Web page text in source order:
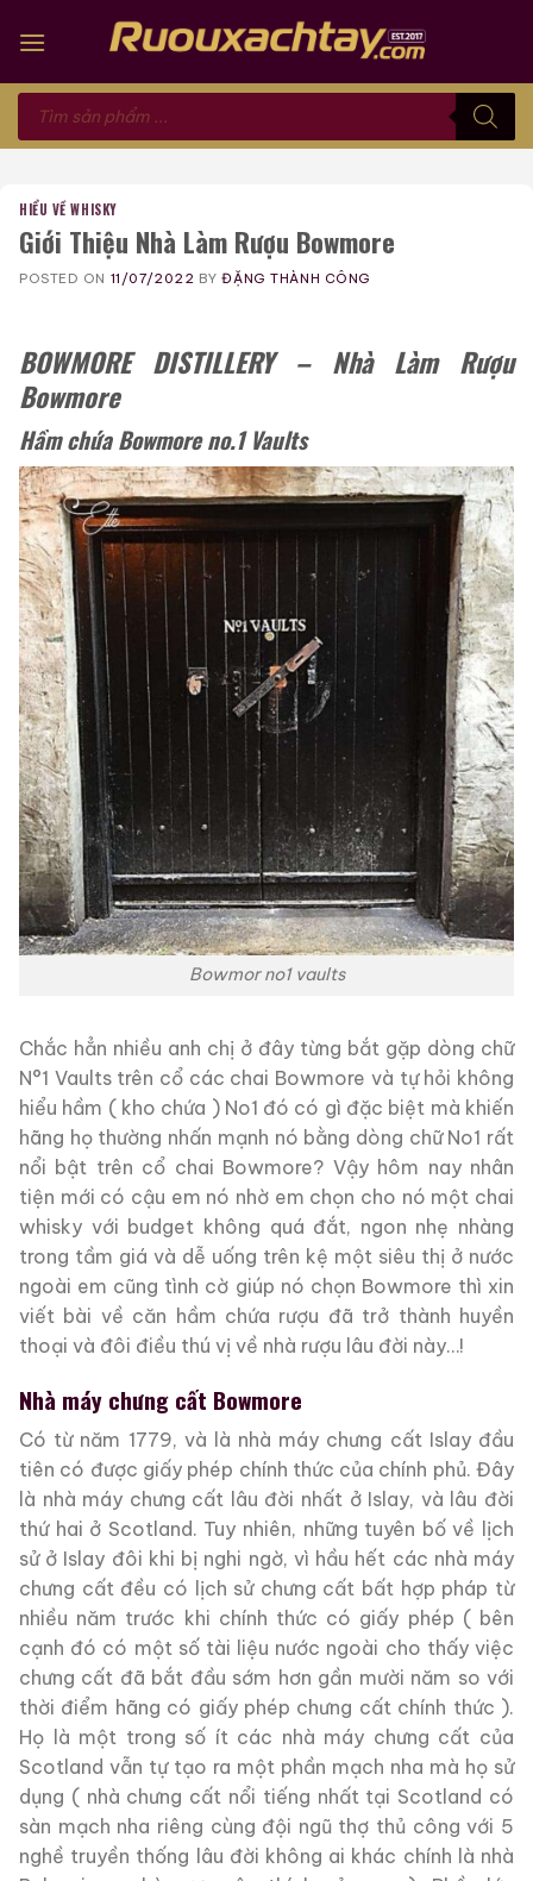
Tìm
kiếm
phẩm
HIỂU VỀ WHISKY
Giới Thiệu Nhà Làm Rượu Bowmore
POSTED ON 11/07/2022 BYĐẶNG THÀNH CÔNG
BOWMORE DISTILLERY – Nhà Làm Rượu
Bowmore
Hầm chứa Bowmore no.1 Vaults
Bowmor no1 vaults
Chắc hẳn nhiều anh chị ở đây từng bắt gặp dòng chữ
N°1 Vaults trên cổ các chai Bowmore và tự hỏi không
hiểu hầm ( kho chứa ) No1 đó có gì đặc biệt mà khiến
hãng họ thường nhấn mạnh nó bằng dòng chữ No1 rất
nổi bật trên cổ chai Bowmore? Vậy hôm nay nhân
tiện mới có cậu em nó nhờ em chọn cho nó một chai
whisky với budget không quá đắt, ngon nhẹ nhàng
trong tầm giá và dễ uống trên kệ một siêu thị ở nước
ngoài em cũng tình cờ giúp nó chọn Bowmore thì xin
viết bài về căn hầm chứa rượu đã trở thành huyền
thoại và đôi điều thú vị về nhà rượu lâu đời này…!
Nhà máy chưng cất Bowmore
Có từ năm 1779, và là nhà máy chưng cất Islay đầu
tiên có được giấy phép chính thức của chính phủ. Đây
là nhà máy chưng cất lâu đời nhất ở Islay, và lâu đời
thứ hai ở Scotland. Tuy nhiên, những tuyên bố về lịch
sử ở Islay đôi khi bị nghi ngờ, vì hầu hết các nhà máy
chưng cất đều có lịch sử chưng cất bất hợp pháp từ
nhiều năm trước khi chính thức có giấy phép ( bên
cạnh đó có một số tài liệu nước ngoài cho thấy việc
chưng cất đã bắt đầu sớm hơn gần mười năm so với
thời điểm hãng có giấy phép chưng cất chính thức ).
Họ là một trong số ít các nhà máy chưng cất của
Scotland vẫn tự tạo ra một phần mạch nha mà họ sử
dụng ( nhà chưng cất nổi tiếng nhất tại Scotland có
sàn mạch nha riêng cùng đội ngũ thợ thủ công với 5
nghề truyền thống lâu đời không ai khác chính là nhà